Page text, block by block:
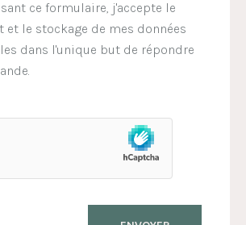
ce formulaire, j'accepte le
et le stockage de mes données
dans l'unique but de répondre